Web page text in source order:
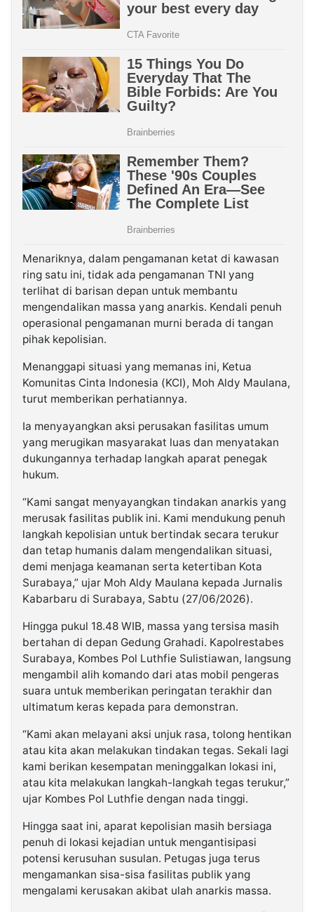
Menariknya, dalam pengamanan ketat di kawasan
ring satu ini, tidak ada pengamanan TNI yang
terlihat di barisan depan untuk membantu
mengendalikan massa yang anarkis. Kendali penuh
operasional pengamanan murni berada di tangan
pihak kepolisian.
Menanggapi situasi yang memanas ini, Ketua
Komunitas Cinta Indonesia (KCI), Moh Aldy Maulana,
turut memberikan perhatiannya.
Ia menyayangkan aksi perusakan fasilitas umum
yang merugikan masyarakat luas dan menyatakan
dukungannya terhadap langkah aparat penegak
hukum.
“Kami sangat menyayangkan tindakan anarkis yang
merusak fasilitas publik ini. Kami mendukung penuh
langkah kepolisian untuk bertindak secara terukur
dan tetap humanis dalam mengendalikan situasi,
demi menjaga keamanan serta ketertiban Kota
Surabaya,” ujar Moh Aldy Maulana kepada Jurnalis
Kabarbaru di Surabaya, Sabtu (27/06/2026).
Hingga pukul 18.48 WIB, massa yang tersisa masih
bertahan di depan Gedung Grahadi. Kapolrestabes
Surabaya, Kombes Pol Luthfie Sulistiawan, langsung
mengambil alih komando dari atas mobil pengeras
suara untuk memberikan peringatan terakhir dan
ultimatum keras kepada para demonstran.
“Kami akan melayani aksi unjuk rasa, tolong hentikan
atau kita akan melakukan tindakan tegas. Sekali lagi
kami berikan kesempatan meninggalkan lokasi ini,
atau kita melakukan langkah-langkah tegas terukur,”
ujar Kombes Pol Luthfie dengan nada tinggi.
Hingga saat ini, aparat kepolisian masih bersiaga
penuh di lokasi kejadian untuk mengantisipasi
potensi kerusuhan susulan. Petugas juga terus
mengamankan sisa-sisa fasilitas publik yang
mengalami kerusakan akibat ulah anarkis massa.